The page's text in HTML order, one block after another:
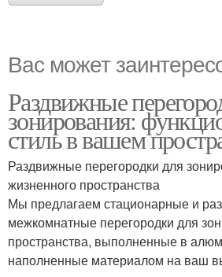
Вас может
Раздвижные
зонирования:
стиль в вашем
Раздвижные перегородки для
жизненного пространства
Мы предлагаем стационарные и
межкомнатные перегородки для
пространства, выполненные в
наполненные материалом на ваш